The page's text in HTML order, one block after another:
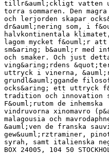
tillr&auml;ckligt vatten
torra sommaren. Den magra
och lerjorden skapar
dr&auml;nering som, i
halvkontinentala
lagom mycket f&ouml;r att
sm&aring; b&auml;r med
och smaker. Och just
ving&aring;rdens
uttryck i vinerna,
grundl&auml;ggande
ocks&aring; ett uttryck
tradition och innovation
F&ouml;rutom de inhemska
vindruvorna xinomavro
malagousia och
&auml;ven de franska
gew&uuml;rztraminer,
syrah, samt italienska
BOX 24005, 104 50